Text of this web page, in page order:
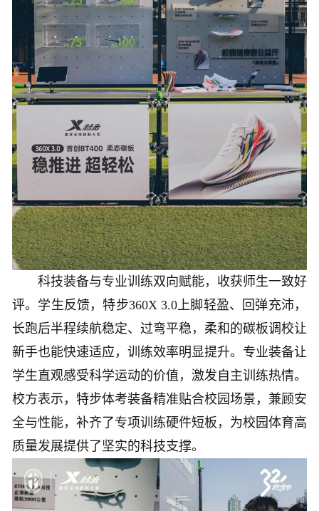
科技装备与专业训练双向赋能，收获师生一致好
评。学生反馈，特步360X 3.0上脚轻盈、回弹充沛，
长跑后半程续航稳定、过弯平稳，柔和的碳板调校让
新手也能快速适应，训练效率明显提升。专业装备让
学生直观感受科学运动的价值，激发自主训练热情。
校方表示，特步体考装备精准贴合校园场景，兼顾安
全与性能，补齐了专项训练硬件短板，为校园体育高
质量发展提供了坚实的科技支撑。